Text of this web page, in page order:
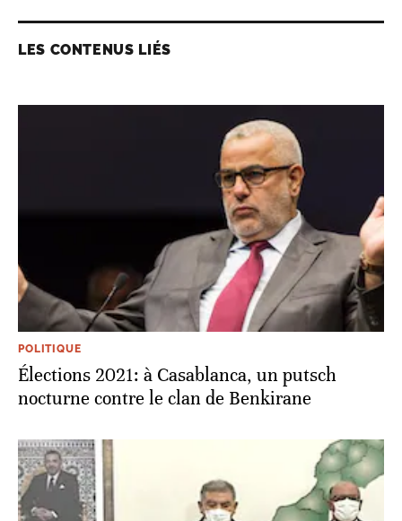
LES CONTENUS LIÉS
POLITIQUE
Élections 2021: à Casablanca, un putsch
nocturne contre le clan de Benkirane